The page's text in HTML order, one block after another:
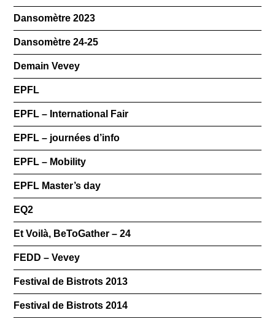
Dansomètre 2023
Dansomètre 24-25
Demain Vevey
EPFL
EPFL – International Fair
EPFL – journées d’info
EPFL – Mobility
EPFL Master’s day
EQ2
Et Voilà, BeToGather – 24
FEDD – Vevey
Festival de Bistrots 2013
Festival de Bistrots 2014